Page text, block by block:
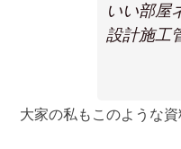
いい部屋
設計施工
大家の私もこのような